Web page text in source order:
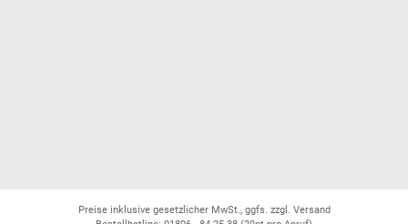
Preise inklusive gesetzlicher MwSt., ggfs. zzgl. Versand